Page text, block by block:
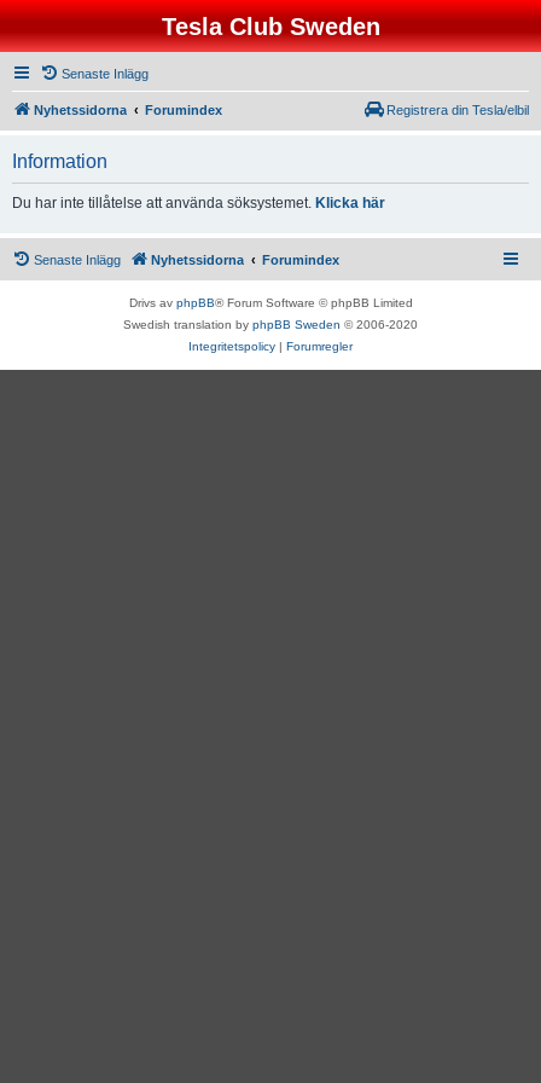
Tesla Club Sweden
Senaste Inlägg
Nyhetssidorna Forumindex Registrera din Tesla/elbil
Information
Du har inte tillåtelse att använda söksystemet. Klicka här
Senaste Inlägg Nyhetssidorna Forumindex
Drivs av phpBB® Forum Software © phpBB Limited
Swedish translation by phpBB Sweden © 2006-2020
Integritetspolicy | Forumregler